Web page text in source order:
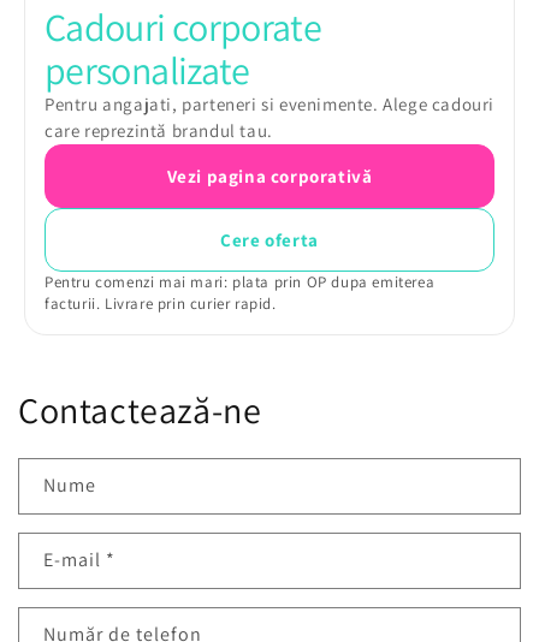
Cadouri corporate
personalizate
Pentru angajati, parteneri si evenimente. Alege cadouri
care reprezintă brandul tau.
Vezi pagina corporativă
Cere oferta
Pentru comenzi mai mari: plata prin OP dupa emiterea
facturii. Livrare prin curier rapid.
Contactează-ne
Nume
E-mail *
Număr de telefon